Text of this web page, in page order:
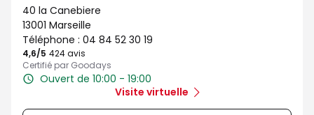
40 la Canebiere
13001 Marseille
Téléphone : 04 84 52 30 19
4,6/5 Note de 4.6 sur 5
424 avis
Certifié par Goodays
Ouvert de 10:00 - 19:00
Visite virtuelle